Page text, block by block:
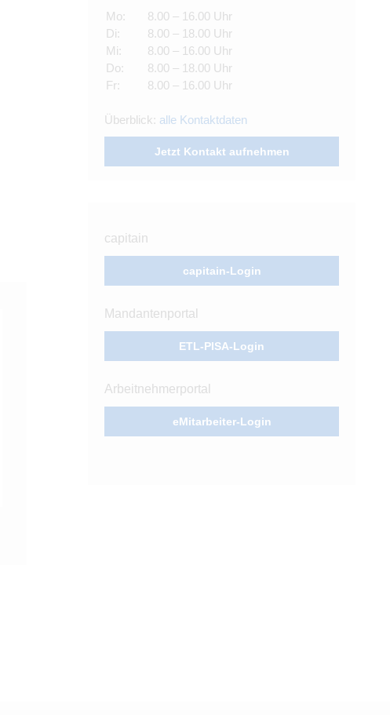
Mo:
Di:
Mi:
Do:
Fr:
8.00 – 16.00 Uhr
8.00 – 18.00 Uhr
8.00 – 16.00 Uhr
8.00 – 18.00 Uhr
8.00 – 16.00 Uhr
Überblick: alle Kontaktdaten
Jetzt Kontakt aufnehmen
capitain
capitain-Login
Mandantenportal
ETL-PISA-Login
Arbeitnehmerportal
eMitarbeiter-Login